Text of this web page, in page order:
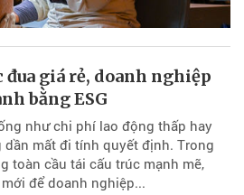
đua giá rẻ, doanh nghiệp
bằng ESG
như chi phí lao động thấp hay
mất đi tính quyết định. Trong
toàn cầu tái cấu trúc mạnh mẽ,
để doanh nghiệp...